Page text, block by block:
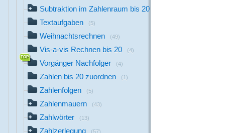
Subtraktion im Zahlenraum bis 20
Textaufgaben (5)
Weihnachtsrechnen (49)
Vis-a-vis Rechnen bis 20 (4)
Vorgänger Nachfolger (4)
Zahlen bis 20 zuordnen (1)
Zahlenfolgen (5)
Zahlenmauern (43)
Zahlwörter (13)
Zahlzerlegung (57)